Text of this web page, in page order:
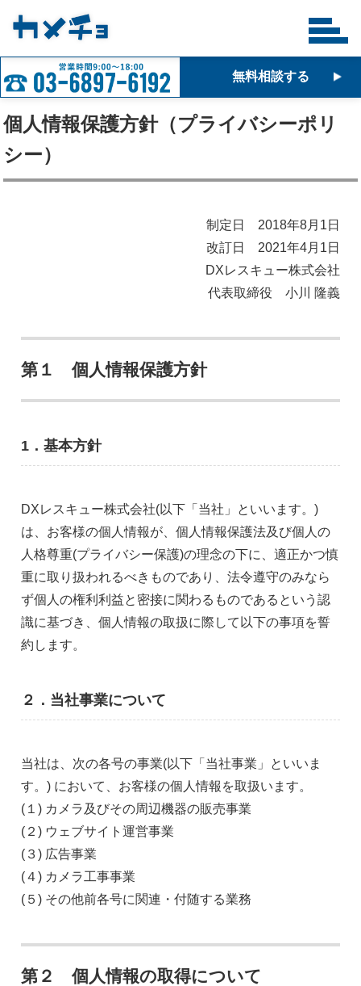
無料相談する
個人情報保護方針（プライバシーポリ
シー）
制定日 2018年8月1日
改訂日 2021年4月1日
DXレスキュー株式会社
代表取締役 小川 隆義
第１ 個人情報保護方針
1．基本方針
DXレスキュー株式会社(以下「当社」といいます。)
は、お客様の個人情報が、個人情報保護法及び個人の
人格尊重(プライバシー保護)の理念の下に、適正かつ慎
重に取り扱われるべきものであり、法令遵守のみなら
ず個人の権利利益と密接に関わるものであるという認
識に基づき、個人情報の取扱に際して以下の事項を誓
約します。
２．当社事業について
当社は、次の各号の事業(以下「当社事業」といいま
す。) において、お客様の個人情報を取扱います。
(１) カメラ及びその周辺機器の販売事業
(２) ウェブサイト運営事業
(３) 広告事業
(４) カメラ工事事業
(５) その他前各号に関連・付随する業務
第２ 個人情報の取得について